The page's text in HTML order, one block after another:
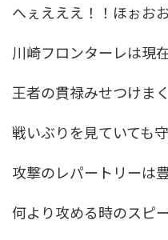
へぇえええ！！ほぉお
川崎フロンターレは現
王者の貫禄みせつけま
戦いぶりを見ていても
攻撃のレパートリーは豊
何より攻める時のスピ